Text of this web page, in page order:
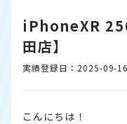
iPhoneXR
田店】
実績登録日：2025-09-16
こんにちは！